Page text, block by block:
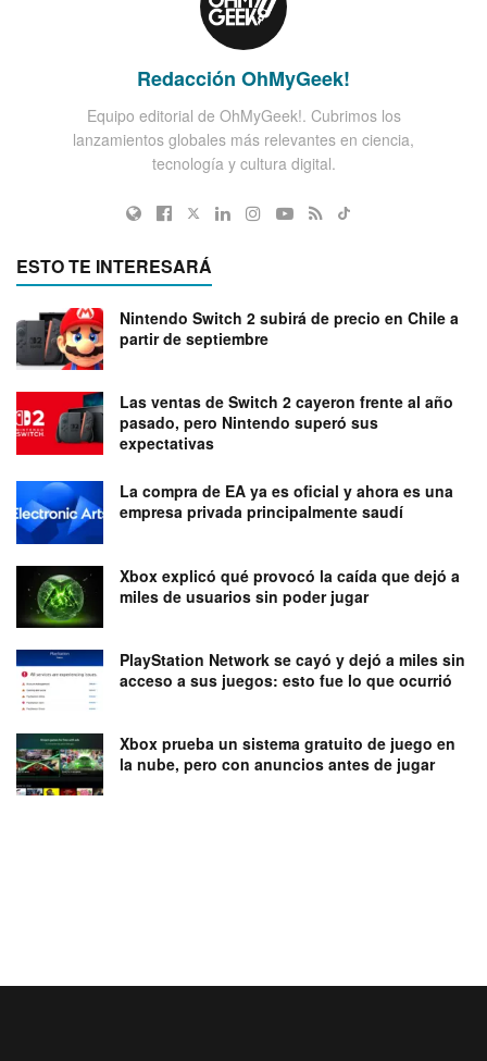
Redacción OhMyGeek!
Equipo editorial de OhMyGeek!. Cubrimos los
lanzamientos globales más relevantes en ciencia,
tecnología y cultura digital.
ESTO TE INTERESARÁ
Nintendo Switch 2 subirá de precio en Chile a
partir de septiembre
Las ventas de Switch 2 cayeron frente al año
pasado, pero Nintendo superó sus
expectativas
La compra de EA ya es oficial y ahora es una
empresa privada principalmente saudí
Xbox explicó qué provocó la caída que dejó a
miles de usuarios sin poder jugar
PlayStation Network se cayó y dejó a miles sin
acceso a sus juegos: esto fue lo que ocurrió
Xbox prueba un sistema gratuito de juego en
la nube, pero con anuncios antes de jugar